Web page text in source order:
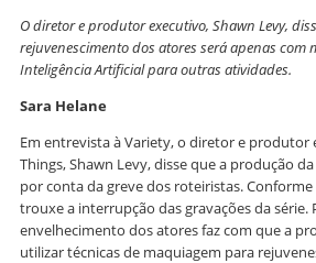
O diretor e produtor executivo, Shawn Levy,
rejuvenescimento dos atores será apenas com
Inteligência Artificial para outras atividades.
Sara Helane
Em entrevista à Variety, o diretor e produtor
Things, Shawn Levy, disse que a produção
por conta da greve dos roteiristas.
trouxe a interrupção das gravações da série.
envelhecimento dos atores faz com que a
utilizar técnicas de maquiagem para